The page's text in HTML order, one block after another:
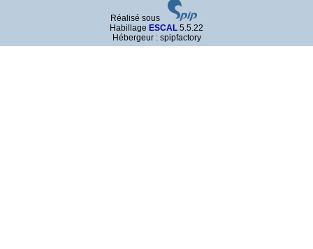
Réalisé sous
Habillage ESCAL 5.5.22
Hébergeur : spipfactory